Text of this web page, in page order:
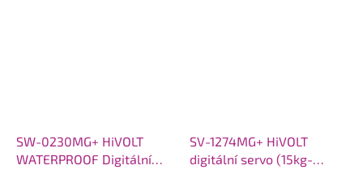
SW-0230MG+ HiVOLT
WATERPROOF Digitální
SV-1274MG+ HiVOLT
digitální servo (15kg-